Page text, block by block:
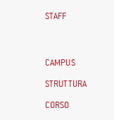
STAFF
CAMPUS
STRUTTURA
CORSO